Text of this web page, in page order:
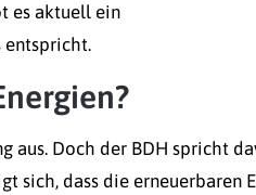
es aktuell ein
entspricht.
Doch der BDH spricht
dass die erneuerbaren